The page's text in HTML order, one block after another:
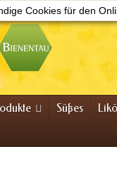
Cookies für den
Süßes